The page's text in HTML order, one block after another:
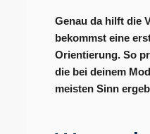
Genau da hilft die
bekommst eine
Orientierung. So
die bei deinem
meisten Sinn